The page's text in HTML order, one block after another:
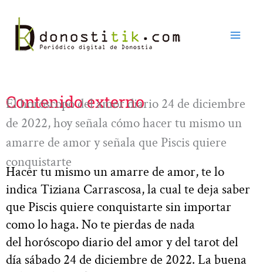
contenido
Contenido externo
El horóscopo del amor diario 24 de diciembre
de 2022, hoy señala cómo hacer tu mismo un
amarre de amor y señala que Piscis quiere
conquistarte
Hacer tu mismo un amarre de amor, te lo
indica Tiziana Carrascosa, la cual te deja saber
que Piscis quiere conquistarte sin importar
como lo haga. No te pierdas de nada
del horóscopo diario del amor y del tarot del
día sábado 24 de diciembre de 2022. La buena